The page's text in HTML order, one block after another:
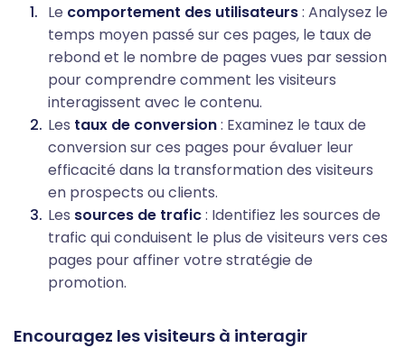
Le comportement des utilisateurs: Analysez le
temps moyen passé sur ces pages, le taux de
rebond et le nombre de pages vues par session
pour comprendre comment les visiteurs
interagissent avec le contenu.
Les taux de conversion: Examinez le taux de
conversion sur ces pages pour évaluer leur
efficacité dans la transformation des visiteurs
en prospects ou clients.
Les sources de trafic: Identifiez les sources de
trafic qui conduisent le plus de visiteurs vers ces
pages pour affiner votre stratégie de
promotion.
Encouragez les visiteurs à interagir